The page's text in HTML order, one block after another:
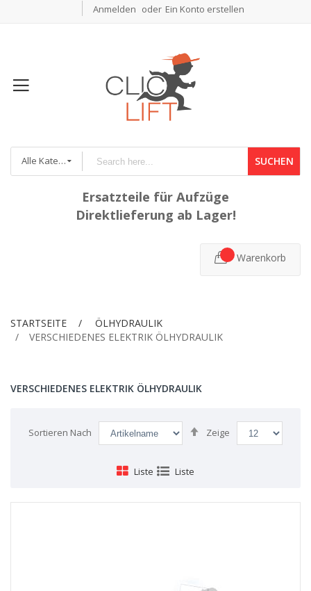
Anmelden Ein Konto erstellen
Alle Kategorien SUCHEN
Ersatzteile für Aufzüge
Direktlieferung ab Lager!
Warenkorb
STARTSEITE
ÖLHYDRAULIK
VERSCHIEDENES ELEKTRIK ÖLHYDRAULIK
VERSCHIEDENES ELEKTRIK ÖLHYDRAULIK
Sortieren Nach
Absteigend
sortieren
Zeige
Liste Liste